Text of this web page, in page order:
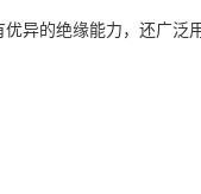
优异的绝缘能力，还广